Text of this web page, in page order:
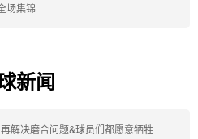
场集锦
新闻
解决磨合问题&球员们都愿意牺牲